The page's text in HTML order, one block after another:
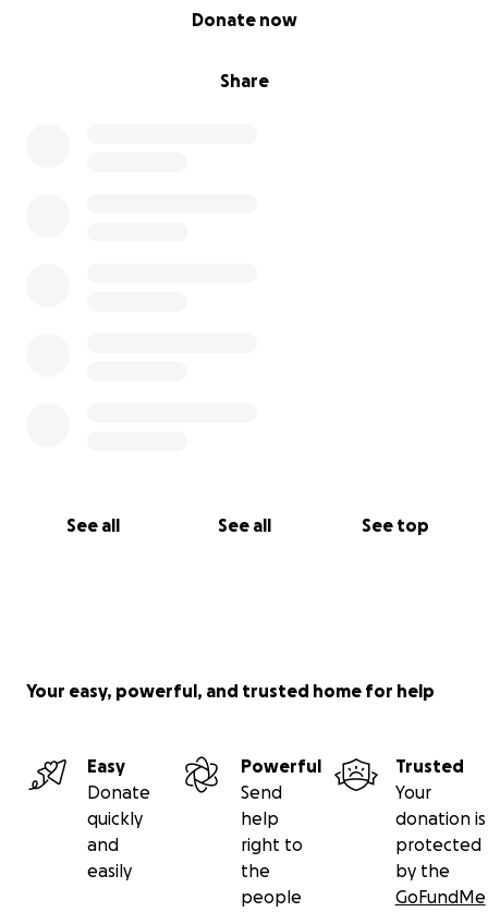
Share
Donate now
See all See all See top
Your easy, powerful, and trusted home for help
Easy
Donate
quickly
and
easily
Powerful
Send
help
right to
the
people
Trusted
Your
donation is
protected
by the
GoFundMe